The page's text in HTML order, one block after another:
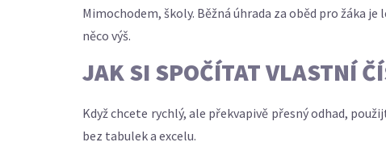
Mimochodem, školy. Běžná úhrada za oběd pro žáka
něco výš.
JAK SI SPOČÍTAT VLASTNÍ
Když chcete rychlý, ale překvapivě přesný odhad,
bez tabulek a excelu.